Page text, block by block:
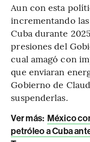
Aun con esta
incrementando
Cuba durante
presiones del
cual amagó con
que enviaran
Gobierno de
suspenderlas.
Ver más: México
petróleo a Cuba